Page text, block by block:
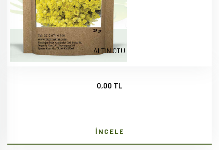
ALTIN OTU
0,00 TL
İNCELE